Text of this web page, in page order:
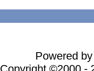
Powered